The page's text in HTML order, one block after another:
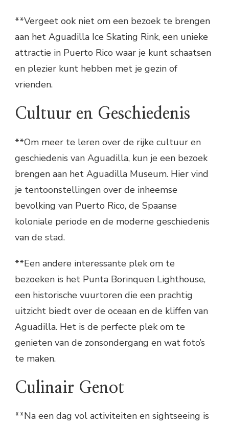
**Vergeet ook niet om een bezoek te brengen
aan het Aguadilla Ice Skating Rink, een unieke
attractie in Puerto Rico waar je kunt schaatsen
en plezier kunt hebben met je gezin of
vrienden.
Cultuur en Geschiedenis
**Om meer te leren over de rijke cultuur en
geschiedenis van Aguadilla, kun je een bezoek
brengen aan het Aguadilla Museum. Hier vind
je tentoonstellingen over de inheemse
bevolking van Puerto Rico, de Spaanse
koloniale periode en de moderne geschiedenis
van de stad.
**Een andere interessante plek om te
bezoeken is het Punta Borinquen Lighthouse,
een historische vuurtoren die een prachtig
uitzicht biedt over de oceaan en de kliffen van
Aguadilla. Het is de perfecte plek om te
genieten van de zonsondergang en wat foto’s
te maken.
Culinair Genot
**Na een dag vol activiteiten en sightseeing is